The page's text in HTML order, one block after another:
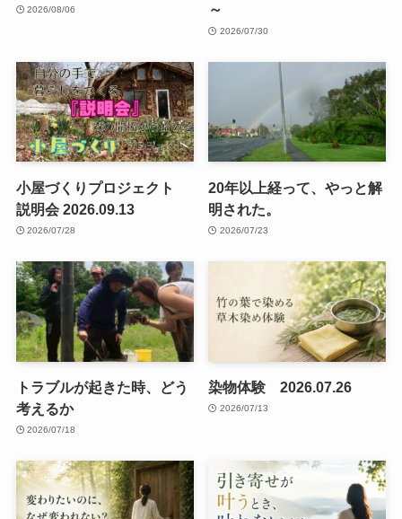
2026/08/06
～
2026/07/30
小屋づくりプロジェクト
説明会 2026.09.13
2026/07/28
20年以上経って、やっと解
明された。
2026/07/23
トラブルが起きた時、どう
考えるか
2026/07/18
染物体験 2026.07.26
2026/07/13